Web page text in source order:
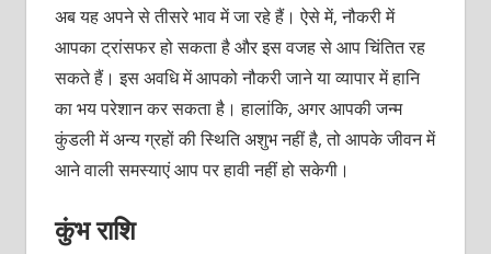
अब यह अपने से तीसरे भाव में जा रहे हैं। ऐसे में, नौकरी में
आपका ट्रांसफर हो सकता है और इस वजह से आप चिंतित रह
सकते हैं। इस अवधि में आपको नौकरी जाने या व्यापार में हानि
का भय परेशान कर सकता है। हालांकि, अगर आपकी जन्म
कुंडली में अन्य ग्रहों की स्थिति अशुभ नहीं है, तो आपके जीवन में
आने वाली समस्याएं आप पर हावी नहीं हो सकेगी।
कुंभ राशि